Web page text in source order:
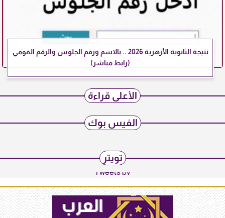
نتيجة الثانوية الأزهرية 2026 .. بالاسم ورقم الجلوس والرقم القومي
(رابط مباشر)
الأعلى قراءة
الفيس بوك
تويتر
Tweets by